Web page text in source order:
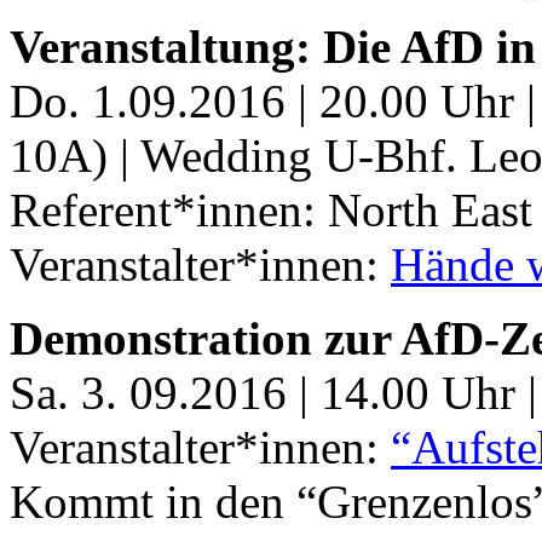
Veranstaltung: Die AfD
Do. 1.09.2016 | 20.00 Uhr
10A) | Wedding U-Bhf.
Referent*innen: North
Veranstalter*innen: Hände
Demonstration zur AfD-
Sa. 3. 09.2016 | 14.00 Uhr
Veranstalter*innen:
Kommt in den